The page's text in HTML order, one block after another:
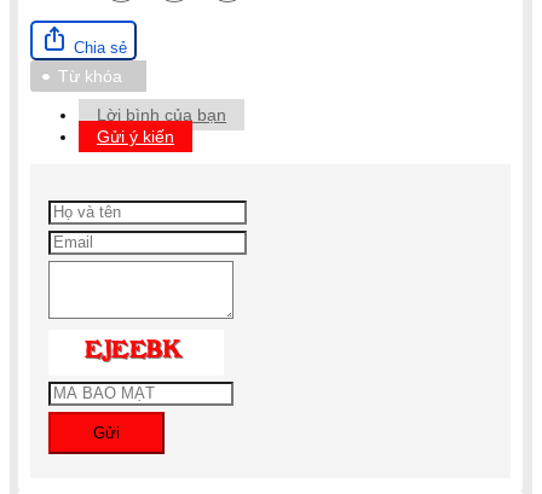
Chia sẻ
Từ khóa
Lời bình của bạn
Gửi ý kiến
Gửi